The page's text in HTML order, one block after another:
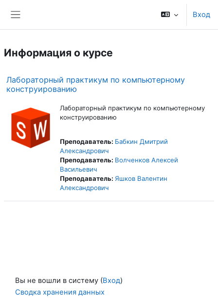
Вход
Информация о курсе
Лабораторный практикум по компьютерному
конструированию
Лабораторный практикум по компьютерному
конструированию
Преподаватель: Бабкин Дмитрий
Александрович
Преподаватель: Волченков Алексей
Васильевич
Преподаватель: Яшков Валентин
Александрович
Вы не вошли в систему (Вход)
Сводка хранения данных